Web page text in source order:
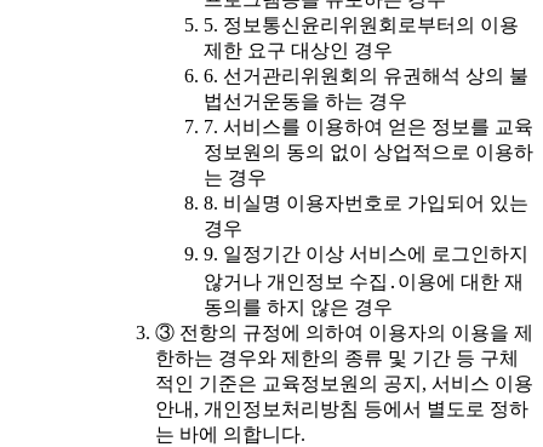
5. 정보통신윤리위원회로부터의 이용
제한 요구 대상인 경우
6. 선거관리위원회의 유권해석 상의 불
법선거운동을 하는 경우
7. 서비스를 이용하여 얻은 정보를 교육
정보원의 동의 없이 상업적으로 이용하
는 경우
8. 비실명 이용자번호로 가입되어 있는
경우
9. 일정기간 이상 서비스에 로그인하지
않거나 개인정보 수집․이용에 대한 재
동의를 하지 않은 경우
③ 전항의 규정에 의하여 이용자의 이용을 제
한하는 경우와 제한의 종류 및 기간 등 구체
적인 기준은 교육정보원의 공지, 서비스 이용
안내, 개인정보처리방침 등에서 별도로 정하
는 바에 의합니다.